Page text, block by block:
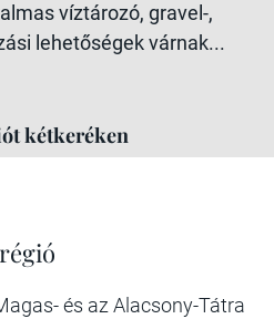
víztározó, gravel-,
lehetőségek várnak...
kétkeréken
és az Alacsony-Tátra